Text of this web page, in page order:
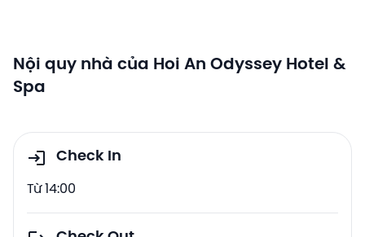
Nội quy nhà của Hoi An Odyssey Hotel &
Spa
Check In
Từ 14:00